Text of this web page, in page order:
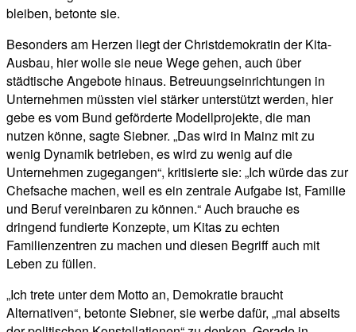
bleiben, betonte sie.
Besonders am Herzen liegt der Christdemokratin der Kita-
Ausbau, hier wolle sie neue Wege gehen, auch über
städtische Angebote hinaus. Betreuungseinrichtungen in
Unternehmen müssten viel stärker unterstützt werden, hier
gebe es vom Bund geförderte Modellprojekte, die man
nutzen könne, sagte Siebner. „Das wird in Mainz mit zu
wenig Dynamik betrieben, es wird zu wenig auf die
Unternehmen zugegangen“, kritisierte sie: „Ich würde das zur
Chefsache machen, weil es ein zentrale Aufgabe ist, Familie
und Beruf vereinbaren zu können.“ Auch brauche es
dringend fundierte Konzepte, um Kitas zu echten
Familienzentren zu machen und diesen Begriff auch mit
Leben zu füllen.
„Ich trete unter dem Motto an, Demokratie braucht
Alternativen“, betonte Siebner, sie werbe dafür, „mal abseits